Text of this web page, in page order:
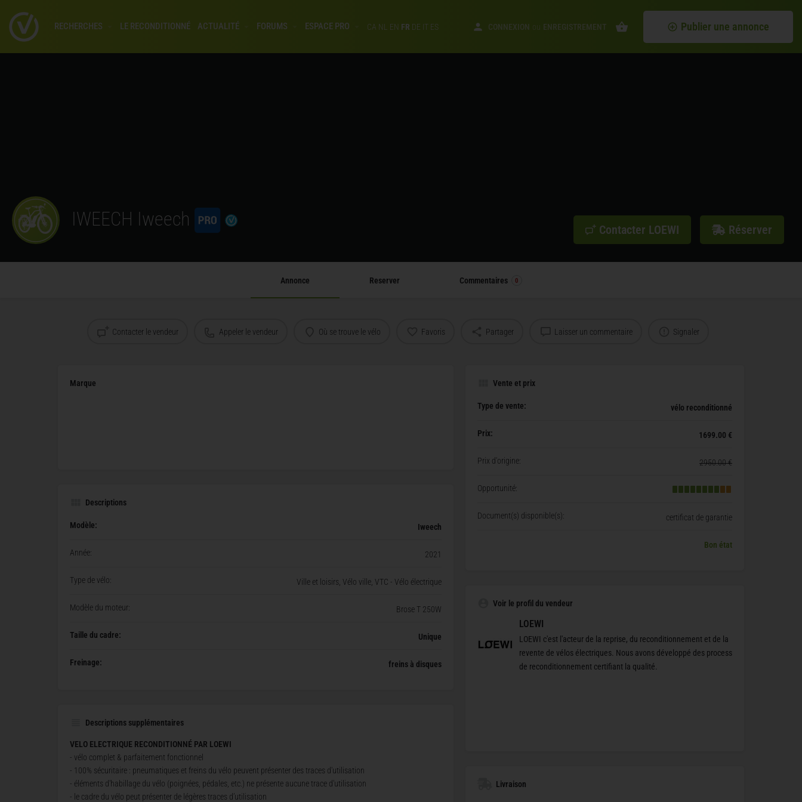
RECHERCHES LE RECONDITIONNÉ ACTUALITÉ FORUMS ESPACE PRO CA NL EN FR DE IT ES CONNEXION ou ENREGISTREMENT Publier une annonce
IWEECH Iweech Contacter LOEWI Réserver
Annonce Reserver Commentaires 0
Contacter le vendeur Appeler le vendeur Où se trouve le vélo Favoris Partager Laisser un commentaire Signaler
Marque
Descriptions
Modèle: Iweech
Année: 2021
Type de vélo: Ville et loisirs, Vélo ville, VTC - Vélo électrique
Modèle du moteur: Brose T 250W
Taille du cadre: Unique
Freinage: freins à disques
Descriptions supplémentaires
VELO ELECTRIQUE RECONDITIONNÉ PAR LOEWI
- vélo complet & parfaitement fonctionnel
- 100% sécuritaire : pneumatiques et freins du vélo peuvent présenter des traces d'utilisation
- éléments d'habillage du vélo (poignées, pédales, etc.) ne présente aucune trace d'utilisation
- le cadre du vélo peut présenter de légères traces d’utilisation
Vente et prix
Type de vente: vélo reconditionné
Prix: 1699.00 €
Prix d'origine: 2950.00 €
Opportunité:
Document(s) disponible(s): certificat de garantie
Bon état
Voir le profil du vendeur
LOEWI
LOEWI c'est l'acteur de la reprise, du reconditionnement et de la
revente de vélos électriques. Nous avons développé des process
de reconditionnement certifiant la qualité.
Livraison